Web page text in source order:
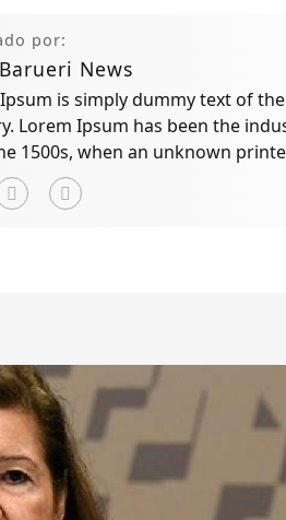
por:
News
is simply dummy text of
Lorem Ipsum has been the
1500s, when an unknown
it to make a type specimen